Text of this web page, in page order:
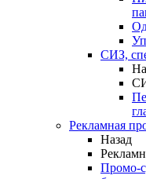
СИЗ,
Рекламная
Назад
Промо-